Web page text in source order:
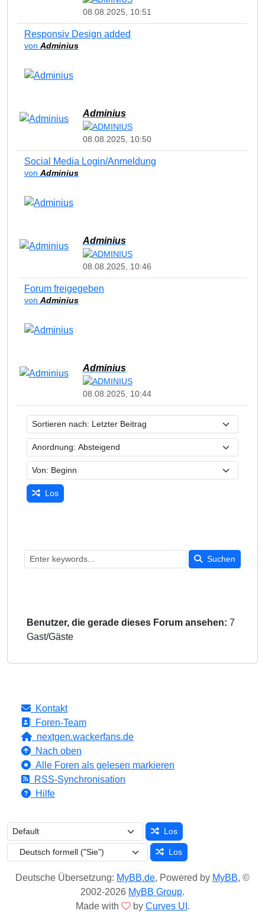
08.08.2025, 10:51
Responsiv Design added
von Adminius
Adminius
08.08.2025, 10:50
Social Media Login/Anmeldung
von Adminius
Adminius
08.08.2025, 10:46
Forum freigegeben
von Adminius
Adminius
08.08.2025, 10:44
Los
Suchen
Benutzer, die gerade dieses Forum ansehen: 7
Gast/Gäste
Kontakt
Foren-Team
nextgen.wackerfans.de
Nach oben
Alle Foren als gelesen markieren
RSS-Synchronisation
Hilfe
Los
Los
Deutsche Übersetzung: MyBB.de, Powered by MyBB, ©
2002-2026 MyBB Group.
Made with
by Curves UI .